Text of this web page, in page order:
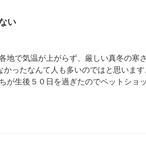
い
地で気温が上がらず、厳しい真冬の寒
かったなんて人も多いのではと思いま
が生後５０日を過ぎたのでペットショ